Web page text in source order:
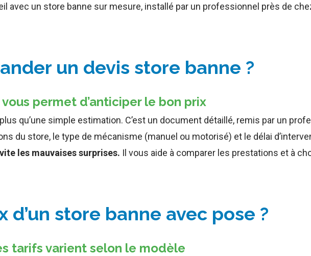
avec un store banne sur mesure, installé par un professionnel près de
un devis store banne ?
permet d’anticiper le bon prix
qu’une simple estimation. C’est un document détaillé, remis par un
du store, le type de mécanisme (manuel ou motorisé) et le délai
les mauvaises surprises. Il vous aide à comparer les prestations et à
d’un store banne avec pose ?
tarifs varient selon le modèle